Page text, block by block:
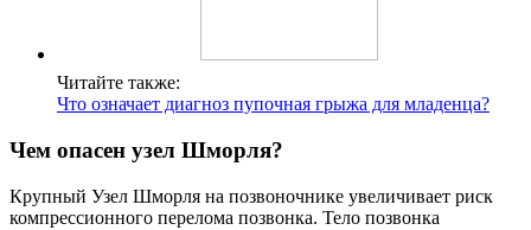
Читайте также:
Что означает диагноз пупочная грыжа для младенца?
Чем опасен узел Шморля?
Крупный Узел Шморля на позвоночнике увеличивает риск
компрессионного перелома позвонка. Тело позвонка